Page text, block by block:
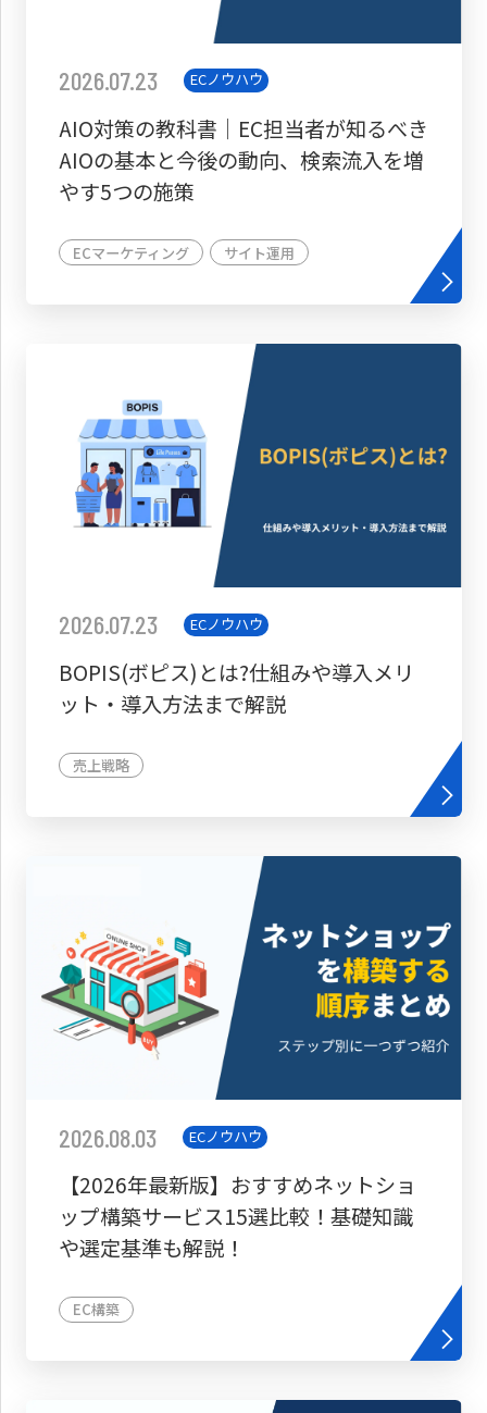
2026.07.23 ECノウハウ
AIO対策の教科書│EC担当者が知るべき
AIOの基本と今後の動向、検索流入を増
やす5つの施策
ECマーケティング サイト運用
2026.07.23 ECノウハウ
BOPIS(ボピス)とは?仕組みや導入メリ
ット・導入方法まで解説
売上戦略
2026.08.03 ECノウハウ
【2026年最新版】おすすめネットショ
ップ構築サービス15選比較！基礎知識
や選定基準も解説！
EC構築